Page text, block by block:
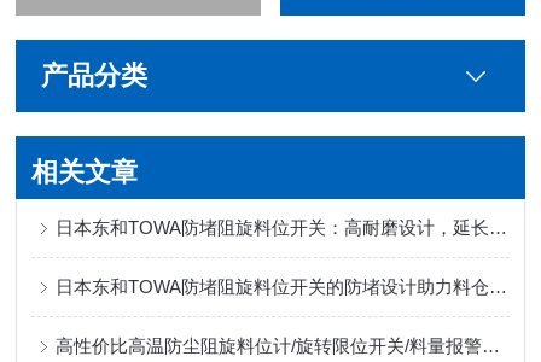
产品分类
相关文章
日本东和TOWA防堵阻旋料位开关：高耐磨设计，延长设备使用寿命
日本东和TOWA防堵阻旋料位开关的防堵设计助力料仓稳定运行
高性价比高温防尘阻旋料位计/旋转限位开关/料量报警检测仪：日本东和生产